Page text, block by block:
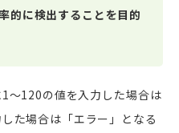
的に検出することを目的
〜120の値を入力した場合は
た場合は「エラー」となる